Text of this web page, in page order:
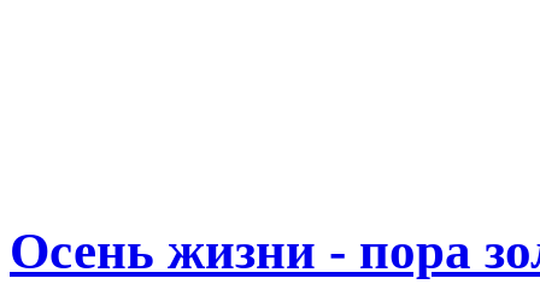
Осень жизни - пора